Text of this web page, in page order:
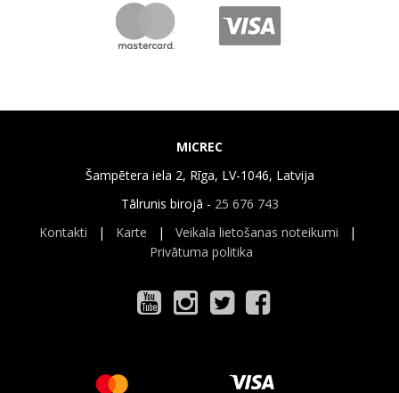
MICREC
Šampētera iela 2, Rīga, LV-1046, Latvija
Tālrunis birojā - 25 676 743
Kontakti | Karte | Veikala lietošanas noteikumi |
Privātuma politika